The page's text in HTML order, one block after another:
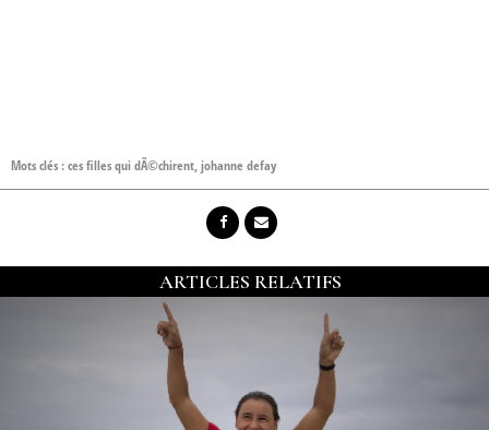
Mots clés :ces filles qui dÃ©chirent,johanne defay
ARTICLES RELATIFS